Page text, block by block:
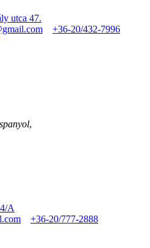
utca 47.
+36-20/432-7996
spanyol,
A
+36-20/777-2888